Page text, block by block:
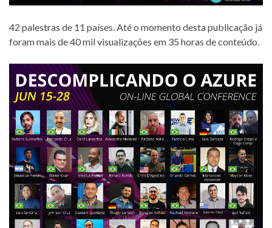
42 palestras de 11 países. Até o momento desta publicação já
foram mais de 40 mil visualizações em 35 horas de conteúdo.